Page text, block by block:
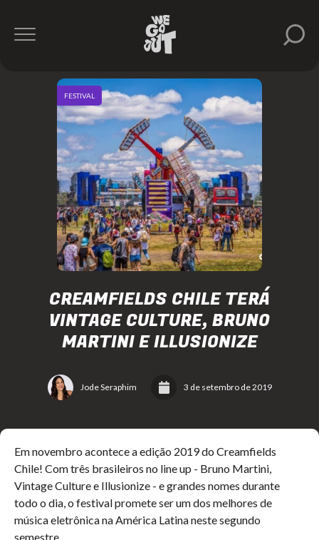
CREAMFIELDS CHILE TERÁ
VINTAGE CULTURE, BRUNO
MARTINI E ILLUSIONIZE
Jode Seraphim 3 de setembro de 2019
FESTIVAL
Em novembro acontece a edição 2019 do Creamfields
Chile! Com três brasileiros no line up - Bruno Martini,
Vintage Culture e Illusionize - e grandes nomes durante
todo o dia, o festival promete ser um dos melhores de
música eletrônica na América Latina neste segundo
semestre